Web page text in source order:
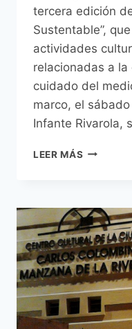
tercera edición
Sustentable”,
actividades
relacionadas a
cuidado del
marco, el
Infante Rivarola,
LEER MÁS
LA
CULTURA